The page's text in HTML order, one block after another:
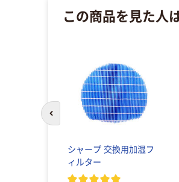
この商品を見た人
シャープ 交換用加湿フ
ィルター
前のスライドへ